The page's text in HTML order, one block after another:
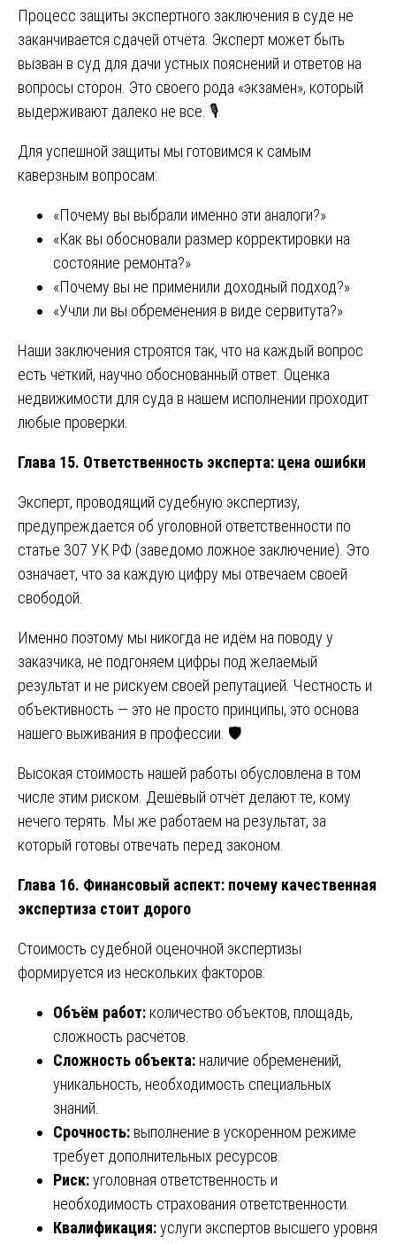
Процесс защиты экспертного заключения в суде не
заканчивается сдачей отчёта. Эксперт может быть
вызван в суд для дачи устных пояснений и ответов на
вопросы сторон. Это своего рода «экзамен», который
выдерживают далеко не все. 🎙️
Для успешной защиты мы готовимся к самым
каверзным вопросам:
«Почему вы выбрали именно эти аналоги?»
«Как вы обосновали размер корректировки на
состояние ремонта?»
«Почему вы не применили доходный подход?»
«Учли ли вы обременения в виде сервитута?»
Наши заключения строятся так, что на каждый вопрос
есть чёткий, научно обоснованный ответ. Оценка
недвижимости для суда в нашем исполнении проходит
любые проверки.
Глава 15. Ответственность эксперта: цена ошибки
Эксперт, проводящий судебную экспертизу,
предупреждается об уголовной ответственности по
статье 307 УК РФ (заведомо ложное заключение). Это
означает, что за каждую цифру мы отвечаем своей
свободой.
Именно поэтому мы никогда не идём на поводу у
заказчика, не подгоняем цифры под желаемый
результат и не рискуем своей репутацией. Честность и
объективность — это не просто принципы, это основа
нашего выживания в профессии. 🛡️
Высокая стоимость нашей работы обусловлена в том
числе этим риском. Дешёвый отчёт делают те, кому
нечего терять. Мы же работаем на результат, за
который готовы отвечать перед законом.
Глава 16. Финансовый аспект: почему качественная
экспертиза стоит дорого
Стоимость судебной оценочной экспертизы
формируется из нескольких факторов:
Объём работ: количество объектов, площадь,
сложность расчётов.
Сложность объекта: наличие обременений,
уникальность, необходимость специальных
знаний.
Срочность: выполнение в ускоренном режиме
требует дополнительных ресурсов.
Риск:уголовная ответственность и
необходимость страхования ответственности.
Квалификация:услуги экспертов высшего уровня